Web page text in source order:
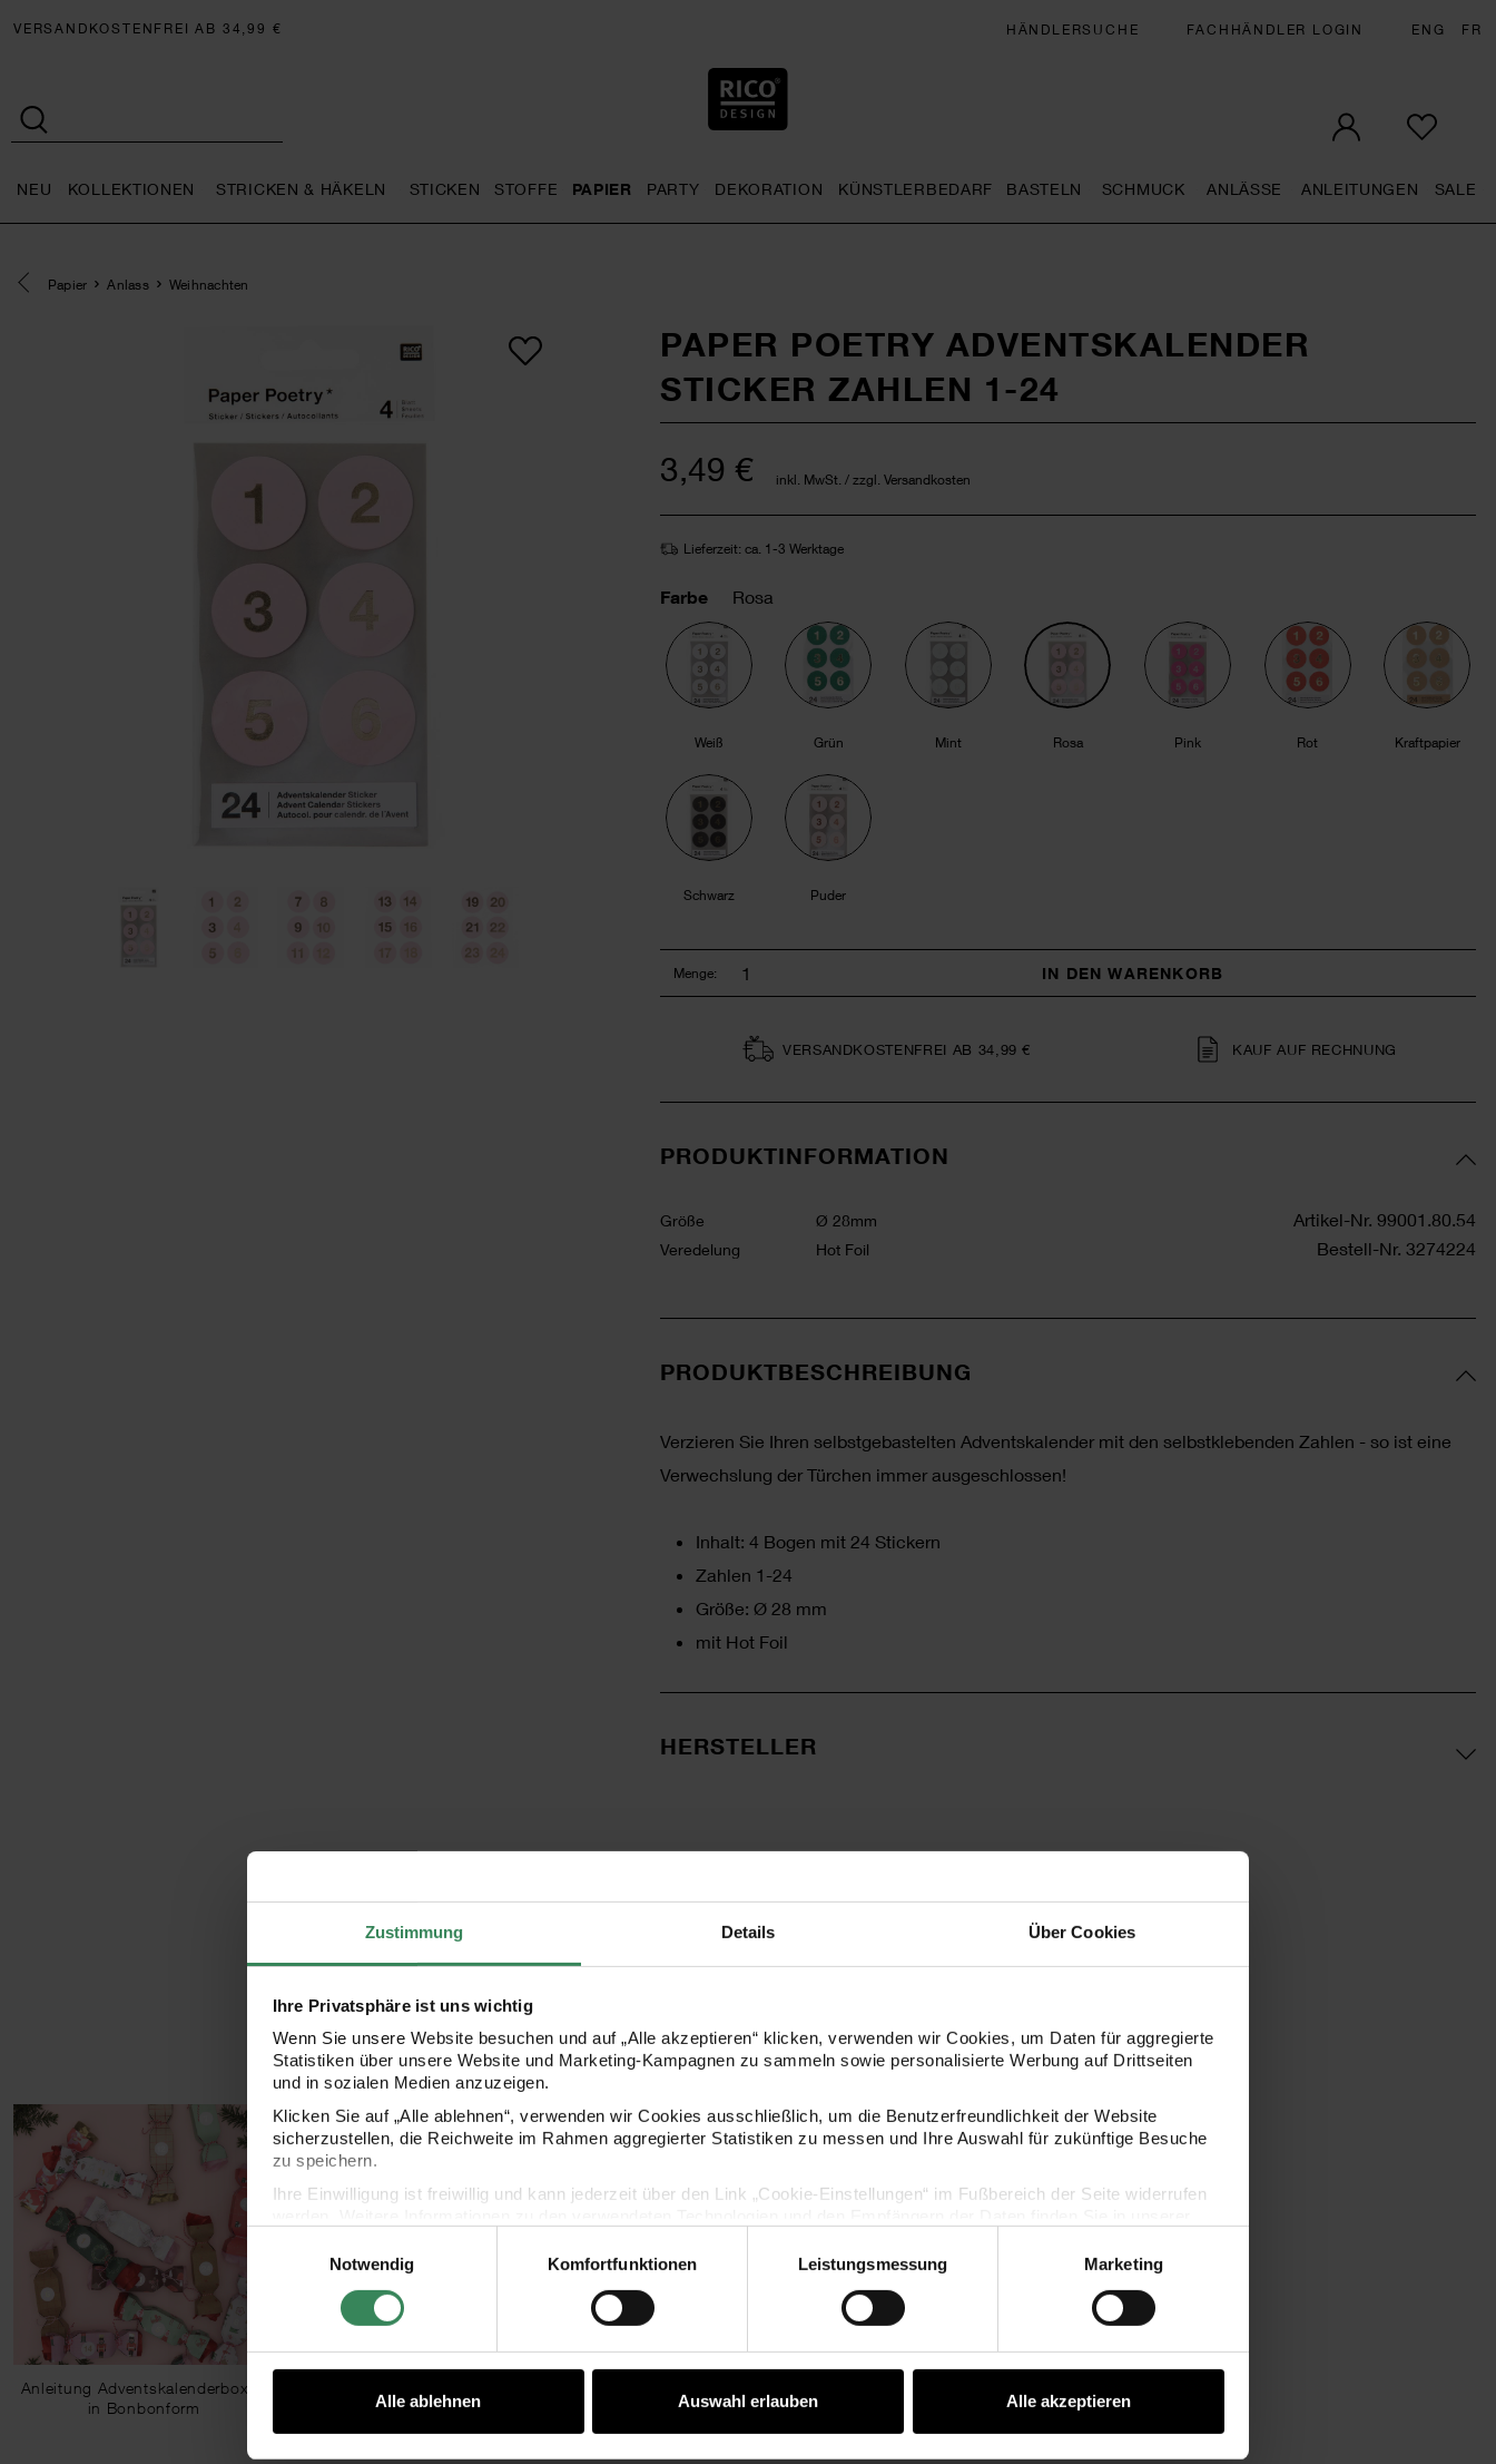
Zustimmung Details Über Cookies
Ihre Privatsphäre ist uns wichtig
Wenn Sie unsere Website besuchen und auf „Alle akzeptieren“ klicken, verwenden wir Cookies, um Daten für aggregierte
Statistiken über unsere Website und Marketing-Kampagnen zu sammeln sowie personalisierte Werbung auf Drittseiten
und in sozialen Medien anzuzeigen.
Klicken Sie auf „Alle ablehnen“, verwenden wir Cookies ausschließlich, um die Benutzerfreundlichkeit der Website
sicherzustellen, die Reichweite im Rahmen aggregierter Statistiken zu messen und Ihre Auswahl für zukünftige Besuche
zu speichern.
Ihre Einwilligung ist freiwillig und kann jederzeit über den Link „Cookie-Einstellungen“ im Fußbereich der Seite widerrufen
Impressum
Datenschutz Vertrag widerrufen
Notwendig
Komfortfunktionen Leistungsmessung Marketing
Alle ablehnen Auswahl erlauben Alle akzeptieren
VERSANDKOSTENFREI AB 34,99 € HÄNDLERSUCHE FACHHÄNDLER LOGIN ENG FR
NEU KOLLEKTIONEN STRICKEN & HÄKELN STICKEN STOFFE PAPIER PARTY DEKORATION KÜNSTLERBEDARF BASTELN SCHMUCK ANLÄSSE ANLEITUNGEN SALE
Eine Kategorie zurück navigieren
Papier Anlass Weihnachten
PAPER POETRY ADVENTSKALENDER
STICKER ZAHLEN 1-24
3,49 € inkl. MwSt. / zzgl. Versandkosten
Lieferzeit: ca. 1-3 Werktage
Farbe Rosa
Weiß Grün Mint Rosa Pink Rot Kraftpapier
Schwarz Puder
Menge: IN DEN WARENKORB
VERSAND­KOSTEN­FREI AB 34,99 € KAUF AUF RECHNUNG
PRODUKTINFORMATION
Größe
Ø 28mm
Veredelung
Hot Foil
Artikel-Nr. 99001.80.54
Bestell-Nr. 3274224
PRODUKTBESCHREIBUNG
Verzieren Sie Ihren selbstgebastelten Adventskalender mit den selbstklebenden Zahlen - so ist eine
Verwechslung der Türchen immer ausgeschlossen!
Inhalt: 4 Bogen mit 24 Stickern
Zahlen 1-24
Größe: Ø 28 mm
mit Hot Foil
HERSTELLER
KOSTENLOSE ANLEITUNGEN
Anleitung Adventskalenderboxen
in Bonbonform
Haus-Pyramide
Pappmaché-Häuser